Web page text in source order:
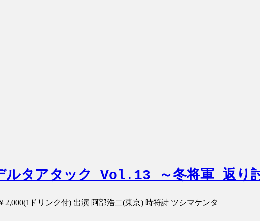
タアタック Vol.13 ～冬将軍 返り
ドリンク付) 出演 阿部浩二(東京) 時符詩 ツシマケンタ